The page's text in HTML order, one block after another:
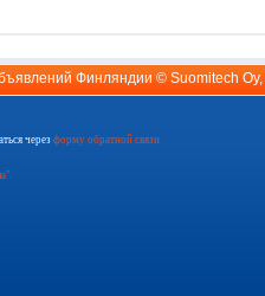
Финляндии © Suomitech Oy
через форму обратной связи